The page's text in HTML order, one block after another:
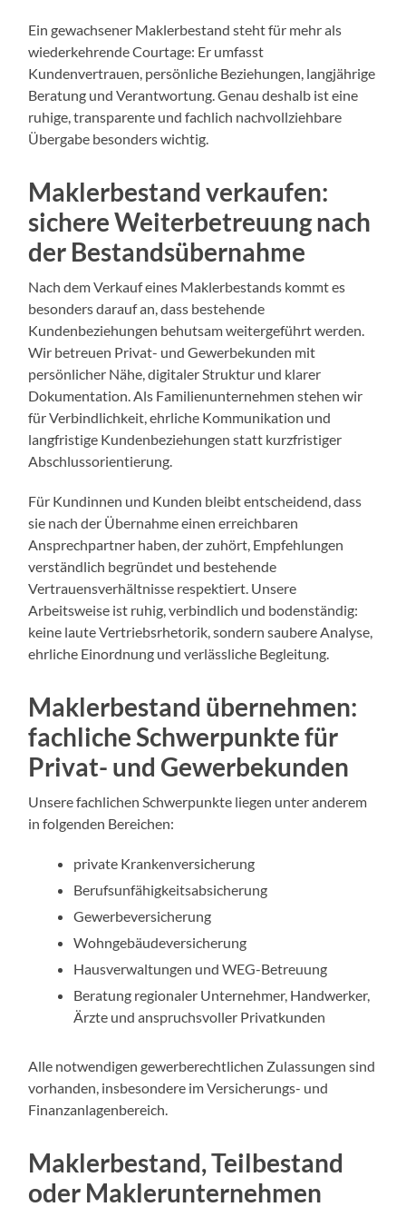
Ein gewachsener Maklerbestand steht für mehr als
wiederkehrende Courtage: Er umfasst
Kundenvertrauen, persönliche Beziehungen, langjährige
Beratung und Verantwortung. Genau deshalb ist eine
ruhige, transparente und fachlich nachvollziehbare
Übergabe besonders wichtig.
Maklerbestand verkaufen:
sichere Weiterbetreuung nach
der Bestandsübernahme
Nach dem Verkauf eines Maklerbestands kommt es
besonders darauf an, dass bestehende
Kundenbeziehungen behutsam weitergeführt werden.
Wir betreuen Privat- und Gewerbekunden mit
persönlicher Nähe, digitaler Struktur und klarer
Dokumentation. Als Familienunternehmen stehen wir
für Verbindlichkeit, ehrliche Kommunikation und
langfristige Kundenbeziehungen statt kurzfristiger
Abschlussorientierung.
Für Kundinnen und Kunden bleibt entscheidend, dass
sie nach der Übernahme einen erreichbaren
Ansprechpartner haben, der zuhört, Empfehlungen
verständlich begründet und bestehende
Vertrauensverhältnisse respektiert. Unsere
Arbeitsweise ist ruhig, verbindlich und bodenständig:
keine laute Vertriebsrhetorik, sondern saubere Analyse,
ehrliche Einordnung und verlässliche Begleitung.
Maklerbestand übernehmen:
fachliche Schwerpunkte für
Privat- und Gewerbekunden
Unsere fachlichen Schwerpunkte liegen unter anderem
in folgenden Bereichen:
private Krankenversicherung
Berufsunfähigkeitsabsicherung
Gewerbeversicherung
Wohngebäudeversicherung
Hausverwaltungen und WEG-Betreuung
Beratung regionaler Unternehmer, Handwerker,
Ärzte und anspruchsvoller Privatkunden
Alle notwendigen gewerberechtlichen Zulassungen sind
vorhanden, insbesondere im Versicherungs- und
Finanzanlagenbereich.
Maklerbestand, Teilbestand
oder Maklerunternehmen